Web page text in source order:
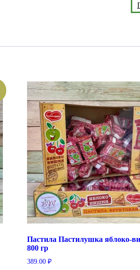
Пастила Пастилушка яблоко-
800 гр
389.00₽